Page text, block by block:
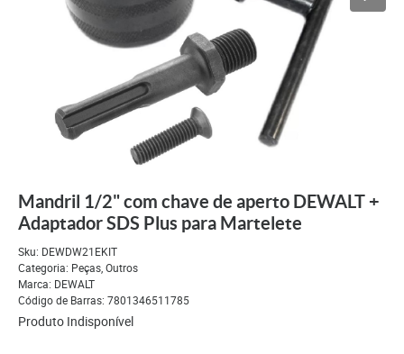
Mandril 1/2" com chave de aperto DEWALT +
Adaptador SDS Plus para Martelete
Sku: DEWDW21EKIT
Categoria: Peças,Outros
Marca: DEWALT
Código de Barras: 7801346511785
Produto Indisponível